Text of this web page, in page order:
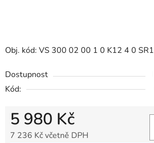
Obj. kód: VS 300 02 00 1 0 K12 4 0 SR1
Dostupnost
Kód:
5 980 Kč
7 236 Kč včetně DPH